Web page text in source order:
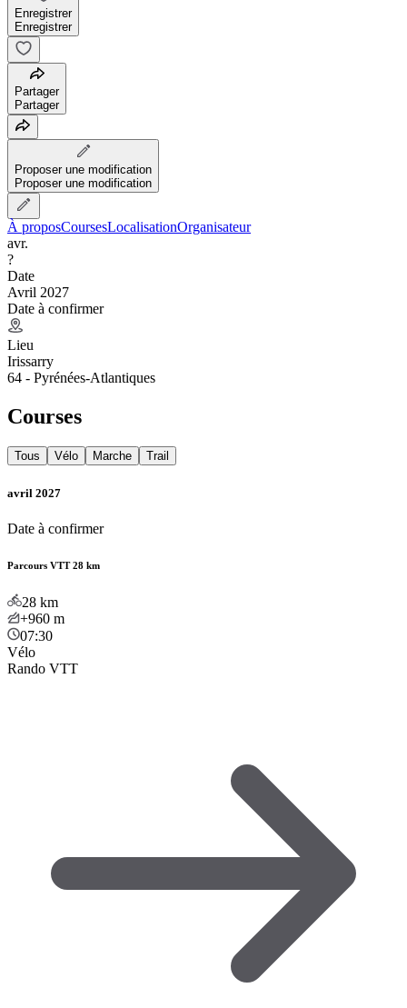
Enregistrer
Enregistrer
Partager
Partager
Proposer une modification
Proposer une modification
À proposCoursesLocalisationOrganisateur
avr.
?
Date
Avril 2027
Date à confirmer
Lieu
Irissarry
64 - Pyrénées-Atlantiques
Courses
Tous Vélo Marche Trail
avril 2027
Date à confirmer
Parcours VTT 28 km
28 km
+960 m
07:30
Vélo
Rando VTT